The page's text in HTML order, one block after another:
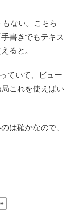
ない。こちら
書きでもテキス
ると。
ていて、ビュー
これを使えばい
は確かなので、